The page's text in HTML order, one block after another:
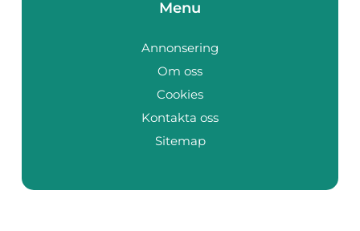
Menu
Annonsering
Om oss
Cookies
Kontakta oss
Sitemap